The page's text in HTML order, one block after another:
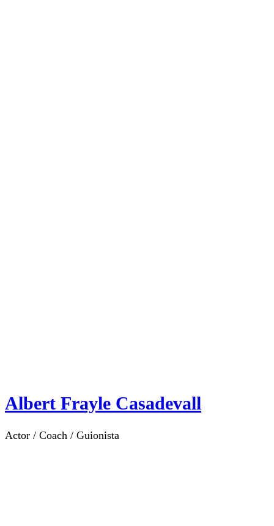
Albert Frayle Casadevall
Actor / Coach / Guionista